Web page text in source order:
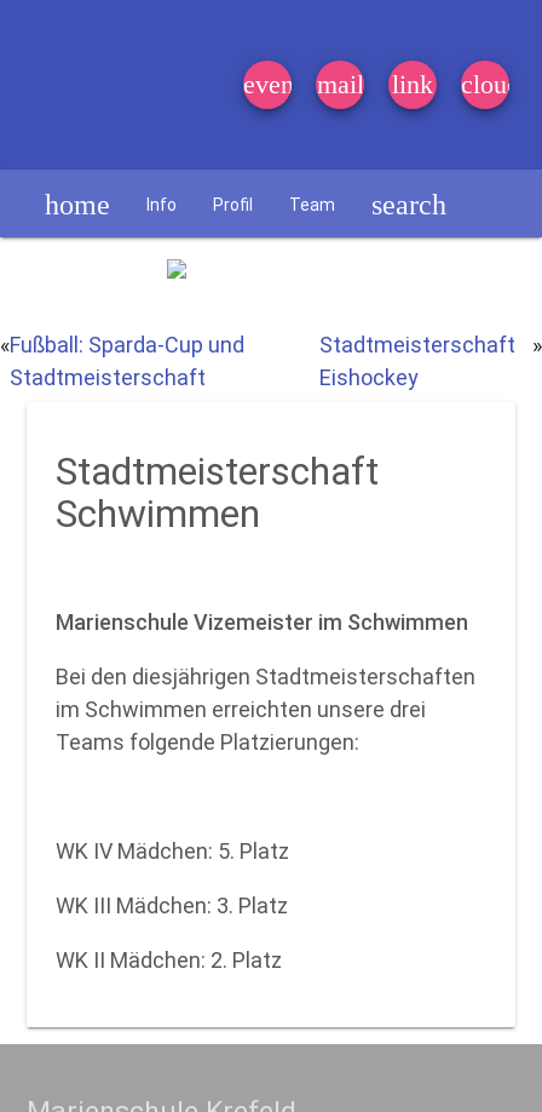
event_note
mail link cloud
home Info Profil Team search
«Fußball: Sparda-Cup und
Stadtmeisterschaft
Stadtmeisterschaft
Eishockey
»
Stadtmeisterschaft
Schwimmen
Marienschule Vizemeister im Schwimmen
Bei den diesjährigen Stadtmeisterschaften
im Schwimmen erreichten unsere drei
Teams folgende Platzierungen:
WK IV Mädchen: 5. Platz
WK III Mädchen: 3. Platz
WK II Mädchen: 2. Platz